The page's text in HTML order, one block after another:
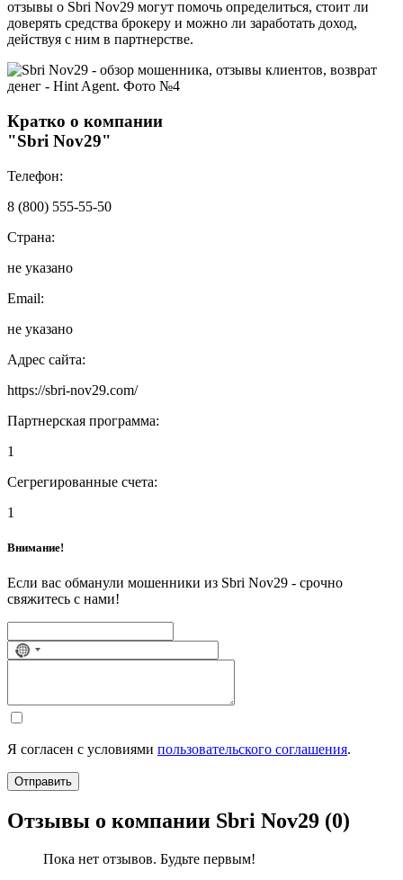
отзывы о Sbri Nov29 могут помочь определиться, стоит ли
доверять средства брокеру и можно ли заработать доход,
действуя с ним в партнерстве.
Кратко о компании
"Sbri Nov29"
Телефон:
8 (800) 555-55-50
Страна:
не указано
Email:
не указано
Адрес сайта:
https://sbri-nov29.com/
Партнерская программа:
1
Сегрегированные счета:
1
Внимание!
Если вас обманули мошенники из Sbri Nov29 - срочно
свяжитесь с нами!
No
country
Я согласен с условиями пользовательского соглашения.
Отправить
Отзывы о компании Sbri Nov29 (0)
Пока нет отзывов. Будьте первым!